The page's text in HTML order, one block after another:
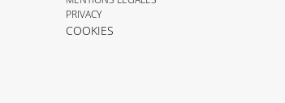
PRIVACY
COOKIES